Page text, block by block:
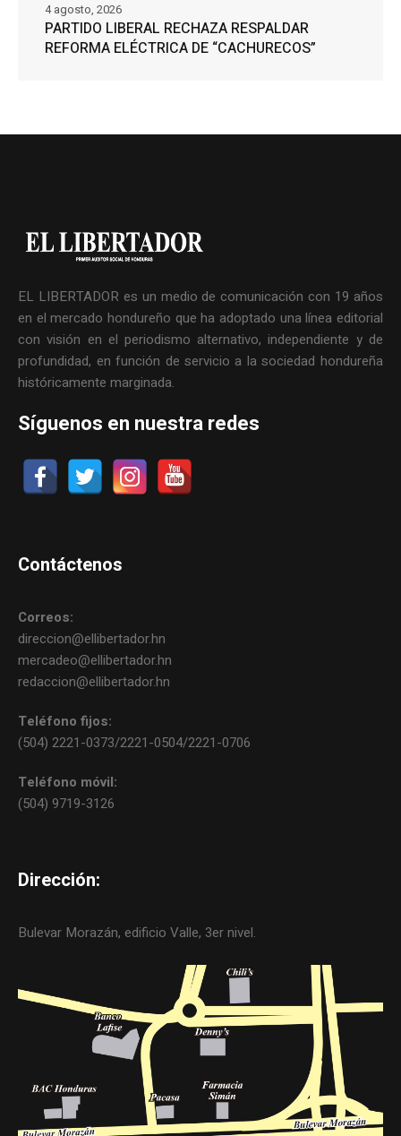
PARTIDO LIBERAL RECHAZA RESPALDAR
REFORMA ELÉCTRICA DE “CACHURECOS”
4 agosto, 2026
EL LIBERTADOR es un medio de comunicación con 19 años
en el mercado hondureño que ha adoptado una línea editorial
con visión en el periodismo alternativo, independiente y de
profundidad, en función de servicio a la sociedad hondureña
históricamente marginada.
Síguenos en nuestra redes
Contáctenos
Correos:
direccion@ellibertador.hn
mercadeo@ellibertador.hn
redaccion@ellibertador.hn
Teléfono fijos:
(504) 2221-0373/2221-0504/2221-0706
Teléfono móvil:
(504) 9719-3126
Dirección:
Bulevar Morazán, edificio Valle, 3er nivel.